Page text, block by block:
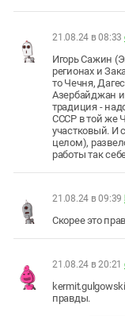
21.08.24 в 08:33
Игорь Сажин
регионах и
то Чечня,
Азербайджан и
традиция -
СССР в той же
участковый. И
целом),
работы так
21.08.24 в 09:39
Скорее это
21.08.24 в 20:21
правды.